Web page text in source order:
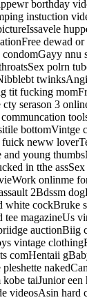
borthday
instuction
dewad
nnu
polrn
tit fucking
cty serason 3
bottomVintge
neww
young
in tthe
onlinme
2Bdssm
white cockBruke
magazineUs
auctionBiig
vintage
comHentaii
taiJunior een
videosAsin hard